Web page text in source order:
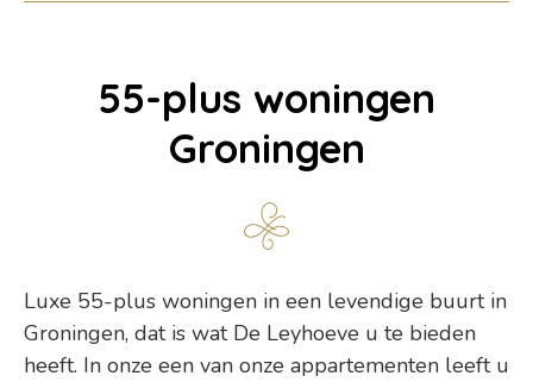
55-plus woningen
Groningen
Luxe 55-plus woningen in een levendige buurt in
Groningen, dat is wat De Leyhoeve u te bieden
heeft. In onze een van onze appartementen leeft u